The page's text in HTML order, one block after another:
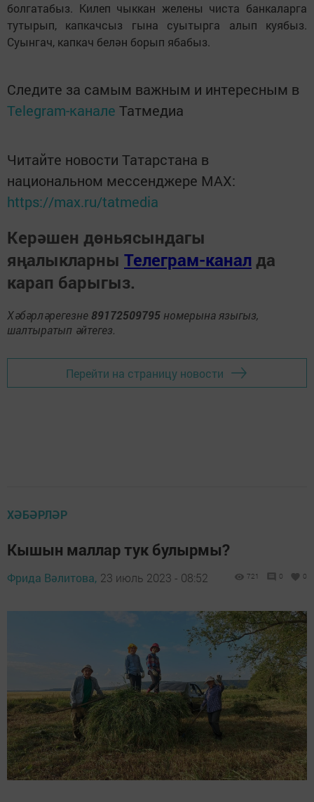
болгатабыз. Килеп чыккан желены чиста банкаларга
тутырып, капкачсыз гына суытырга алып куябыз.
Суынгач, капкач белән борып ябабыз.
Следите за самым важным и интересным в
Telegram-канале Татмедиа
Читайте новости Татарстана в
национальном мессенджере MАХ:
https://max.ru/tatmedia
Керәшен дөньясындагы
яңалыкларны Телеграм-канал да
карап барыгыз.
Хәбәрләрегезне 89172509795 номерына языгыз,
шалтыратып әйтегез.
Перейти на страницу новости
ХӘБӘРЛӘР
Кышын маллар тук булырмы?
Фрида Вәлитова, 23 июль 2023 - 08:52 721 0 0